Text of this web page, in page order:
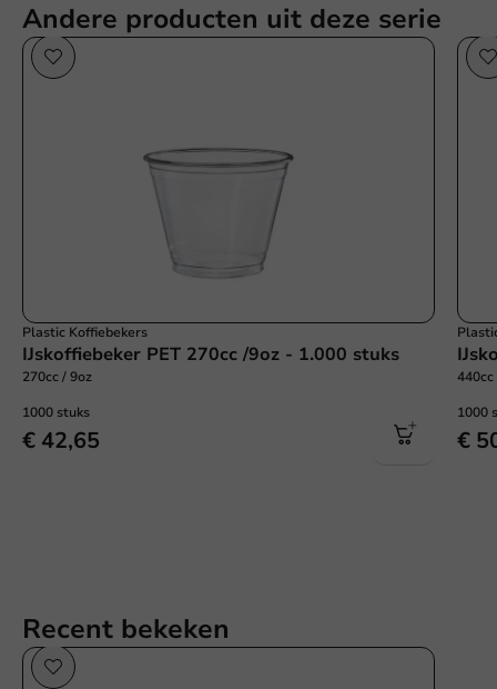
Andere producten uit deze serie
Plastic Koffiebekers
IJskoffiebeker PET 270cc /9oz - 1.000 stuks
270cc / 9oz
1000 stuks
€ 42,65
1000
€
Recent bekeken